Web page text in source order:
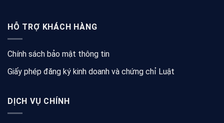
HỖ TRỢ KHÁCH HÀNG
Chính sách bảo mật thông tin
Giấy phép đăng ký kinh doanh và chứng chỉ Luật
DỊCH VỤ CHÍNH